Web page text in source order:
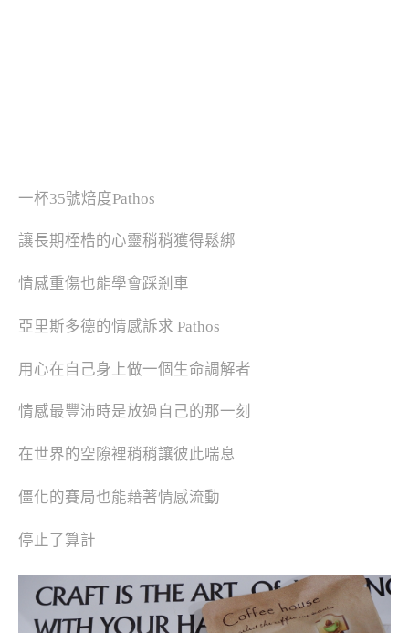
一杯35號焙度Pathos
讓長期桎梏的心靈稍稍獲得鬆綁
情感重傷也能學會踩剎車
亞里斯多德的情感訴求 Pathos
用心在自己身上做一個生命調解者
情感最豐沛時是放過自己的那一刻
在世界的空隙裡稍稍讓彼此喘息
僵化的賽局也能藉著情感流動
停止了算計